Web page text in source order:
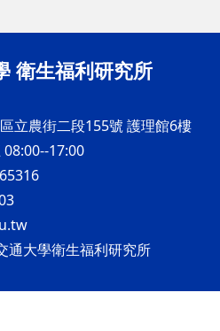
衛生福利研究所
立農街二段155號 護理館6樓
08:00--17:00
通大學衛生福利研究所